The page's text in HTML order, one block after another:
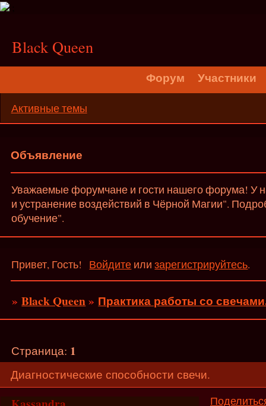
Black Queen
Форум Участники
Активные темы
Объявление
Уважаемые форумчане и гости нашего форума! У
и устранение воздействий в Чёрной Магии".
обучение".
Привет, Гость! Войдите илизарегистрируйтесь.
»Black Queen» Практика работы со
Диагностические способности свечи.
Страница: 1